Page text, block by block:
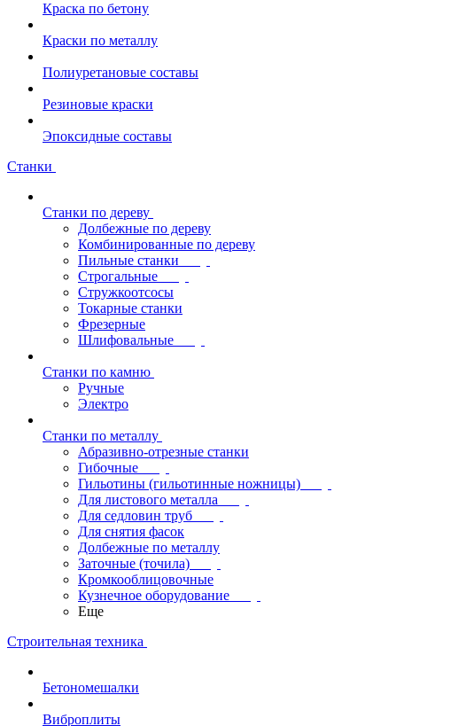
Краска по бетону
Краски по металлу
Полиуретановые составы
Резиновые краски
Эпоксидные составы
Станки
Станки по дереву
Долбежные по дереву
Комбинированные по дереву
Пильные станки
Строгальные
Стружкоотсосы
Токарные станки
Фрезерные
Шлифовальные
Станки по камню
Ручные
Электро
Станки по металлу
Абразивно-отрезные станки
Гибочные
Гильотины (гильотинные ножницы)
Для листового металла
Для седловин труб
Для снятия фасок
Долбежные по металлу
Заточные (точила)
Кромкооблицовочные
Кузнечное оборудование
Еще
Строительная техника
Бетономешалки
Виброплиты